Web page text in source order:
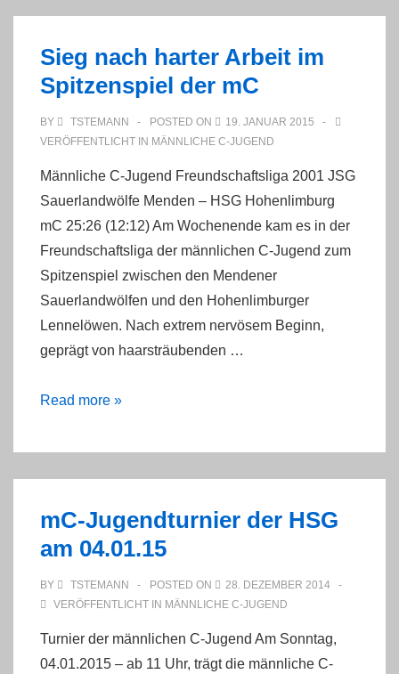
eindrucksvoll
Sieg nach harter Arbeit im
Spitzenspiel der mC
BY TSTEMANN POSTED ON
19. JANUAR 2015
VERÖFFENTLICHT IN MÄNNLICHE C-JUGEND
Männliche C-Jugend Freundschaftsliga 2001 JSG
Sauerlandwölfe Menden – HSG Hohenlimburg
mC 25:26 (12:12) Am Wochenende kam es in der
Freundschaftsliga der männlichen C-Jugend zum
Spitzenspiel zwischen den Mendener
Sauerlandwölfen und den Hohenlimburger
Lennelöwen. Nach extrem nervösem Beginn,
geprägt von haarsträubenden …
Sieg
harter
Spitzenspiel
der
Read more »
mC-Jugendturnier der HSG
am 04.01.15
BY TSTEMANN POSTED ON
28. DEZEMBER 2014
VERÖFFENTLICHT IN MÄNNLICHE C-JUGEND
Turnier der männlichen C-Jugend Am Sonntag,
04.01.2015 – ab 11 Uhr, trägt die männliche C-